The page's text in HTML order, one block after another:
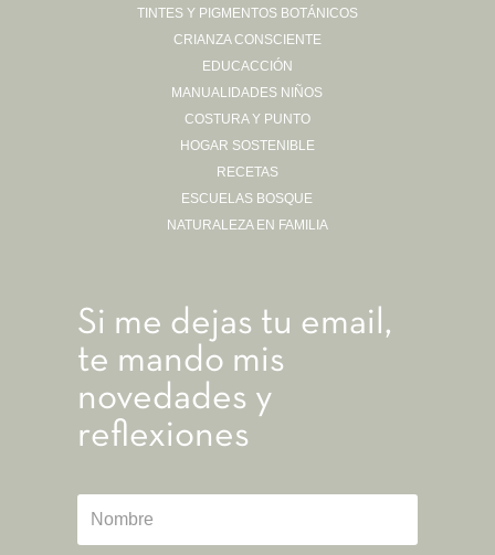
TINTES Y PIGMENTOS BOTÁNICOS
CRIANZA CONSCIENTE
EDUCACCIÓN
MANUALIDADES NIÑOS
COSTURA Y PUNTO
HOGAR SOSTENIBLE
RECETAS
ESCUELAS BOSQUE
NATURALEZA EN FAMILIA
Si me dejas tu email,
te mando mis
novedades y
reflexiones